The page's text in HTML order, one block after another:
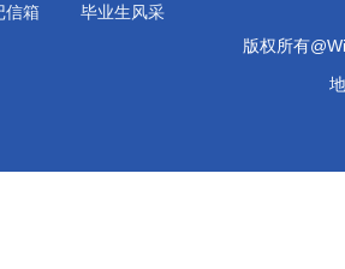
信箱
毕业生风采
版权所有